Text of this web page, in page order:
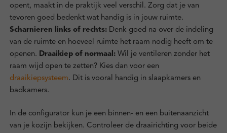
opent, maakt in de praktijk veel verschil. Zorg dat je van
tevoren goed bedenkt wat handig is in jouw ruimte.
Scharnieren links of rechts:Denk goed na over de indeling
van de ruimte en hoeveel ruimte het raam nodig heeft om te
openen. Draaikiep of normaal:Wil je ventileren zonder het
raam wijd open te zetten? Kies dan voor een
draaikiepsysteem. Dit is vooral handig in slaapkamers en
badkamers.
In de configurator kun je een binnen- en een buitenaanzicht
van je kozijn bekijken. Controleer de draairichting voor beide